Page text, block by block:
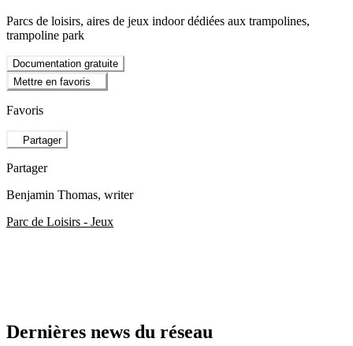
Parcs de loisirs, aires de jeux indoor dédiées aux trampolines,
trampoline park
Documentation gratuite
Mettre en favoris
Favoris
Partager
Partager
Benjamin Thomas, writer
Parc de Loisirs - Jeux
Dernières news du réseau